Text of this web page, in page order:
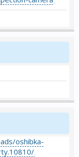
oshibka-